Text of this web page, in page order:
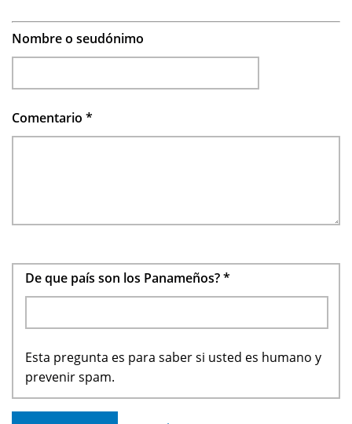
Nombre o seudónimo
Comentario *
De que país son los Panameños?*
Esta pregunta es para saber si usted es humano y
prevenir spam.